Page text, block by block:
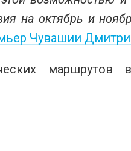
на октябрь и
Чувашии